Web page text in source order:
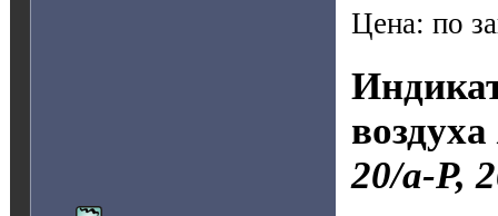
Цена: по
воздуха
20/а-Р,